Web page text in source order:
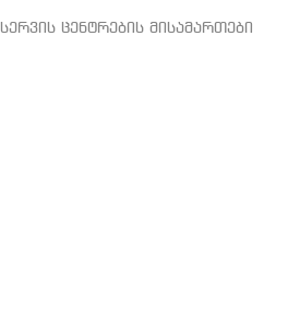
სერვის ცენტრების მისამართები